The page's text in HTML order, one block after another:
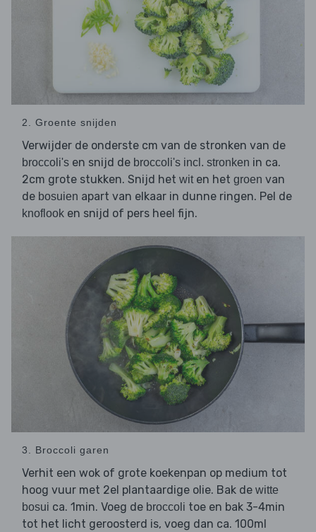
2. Groente snijden
Verwijder de onderste cm van de stronken van de
broccoli's en snijd de broccoli's incl. stronken in ca.
2cm grote stukken. Snijd het witen het groen van
de bosuien apart van elkaar in dunne ringen. Pel de
knoflook en snijd of pers heel fijn.
3. Broccoli garen
Verhit een wok of grote koekenpan op medium tot
hoog vuur met 2el plantaardige olie. Bak de witte
bosui ca. 1min. Voeg de broccoli toe en bak 3-4min
tot het licht geroosterd is, voeg dan ca. 100ml